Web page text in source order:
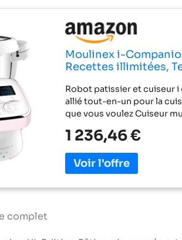
Moulinex i-
Recettes illimitées,
pâtisserie, Fabriqué
Robot patissier et cuiseur
allié tout-en-un pour la
que vous voulez Cuiseur
mixeur, panier vapeur et
ptisserie : Le batteur à
ptisserie kaiser de haute
ptisserie, poche à douille,
avec design connecte via
courses et navigation
1 236,46 €
complet